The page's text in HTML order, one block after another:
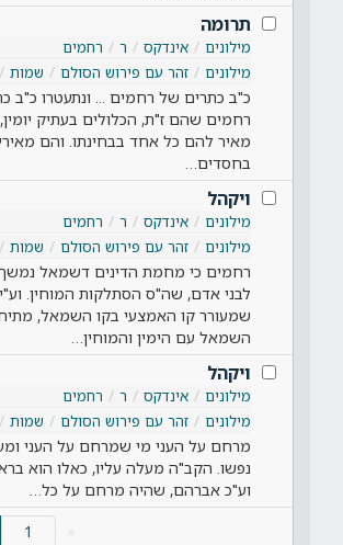
תרומה
מילונים אינדקס ר
רחמים
מילונים
זהר עם פירוש הסולם שמות
כ"ב כתרים של רחמים ... ונתעטרו כ"ב
רחמים שהם ז"ת, הכלולים בעתיק
מאיר להם כל אחד בבחינתו. והם
בחסדים…
ויקהל
מילונים אינדקס ר
רחמים
מילונים
זהר עם פירוש הסולם שמות
רחמים כי מחמת הדינים דשמאל
לבני אדם, שה"ס הסתלקות המוחין.
שמעורר קו האמצעי בקו השמאל,
השמאל עם הימין והמוחין…
ויקהל
מילונים אינדקס ר
רחמים
מילונים
זהר עם פירוש הסולם שמות
מרחם על העני מי שמרחם על העני
נפשו. הקב"ה מעלה עליו, כאלו הוא
וע"כ אברהם, שהיה מרחם על כל…